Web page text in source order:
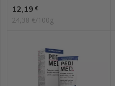
Prix
12,19 €
24,38 €/100g